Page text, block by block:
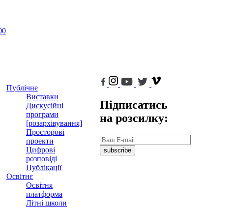
Публічне
Виставки
Дискусійні
програми
[розархівування]
Просторові
проекти
Цифрові
розповіді
Публікації
Освітнє
Освітня
платформа
Літні школи
Підписатись
на розсилку:
subscribe